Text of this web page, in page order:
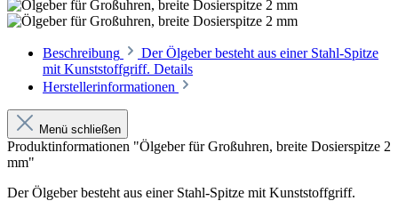
Beschreibung
Der Ölgeber besteht aus einer Stahl-Spitze
mit Kunststoffgriff. Details
Herstellerinformationen
Menü schließen
Produktinformationen "Ölgeber für Großuhren, breite Dosierspitze 2
mm"
Der Ölgeber besteht aus einer Stahl-Spitze mit Kunststoffgriff.